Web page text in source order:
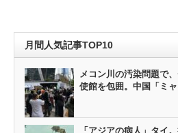
月間人気記事TOP10
メコン川の汚染問題で
使館を包囲。中国「ミャ
「アジアの病人」タイ